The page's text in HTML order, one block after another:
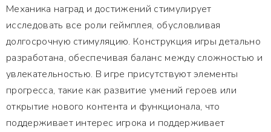
Механика наград и достижений стимулирует
исследовать все роли геймплея, обусловливая
долгосрочную стимуляцию. Конструкция игры детально
разработана, обеспечивая баланс между сложностью и
увлекательностью. В игре присутствуют элементы
прогресса, такие как развитие умений героев или
открытие нового контента и функционала, что
поддерживает интерес игрока и поддерживает